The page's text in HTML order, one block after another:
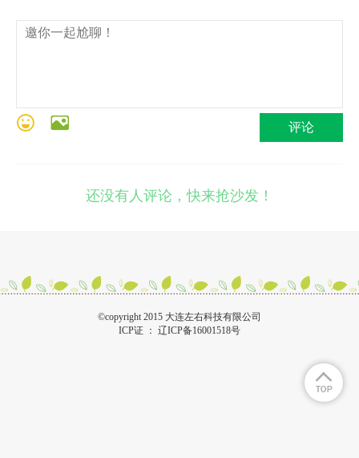
评论
还没有人评论，快来抢沙发！
©copyright 2015 大连左右科技有限公司
ICP证 ： 辽ICP备16001518号